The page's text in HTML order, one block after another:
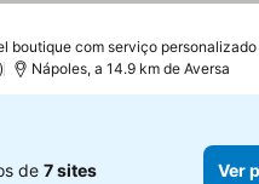
boutique com serviço personalizado
Nápoles, a 14.9 km de Aversa
de 7 sites Ver